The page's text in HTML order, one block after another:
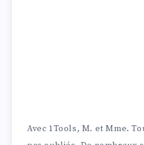
Avec 1Tools, M. et Mme.